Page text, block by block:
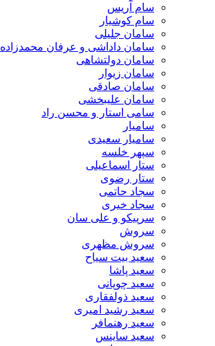
سام آریس
سام کوشیار
سامان جلیلی
سامان داداشی و عرفان محمدزاده
سامان دولتشاهی
سامان زیوار
سامان صادقی
سامان علیبخشی
سامی استار و محسن راد
سامیار
سامیار سعیدی
سپهر خلسه
ستار اسماعیلی
ستار رضوی
سجاد حاتمی
سجاد خیری
سرپیکو و علی سان
سروش
سروش مظهری
سعید بیت سیاح
سعید پاشا
سعید چوپانی
سعید ذولفقاری
سعید رشید امیری
سعید رهنمافر
سعید ساینس